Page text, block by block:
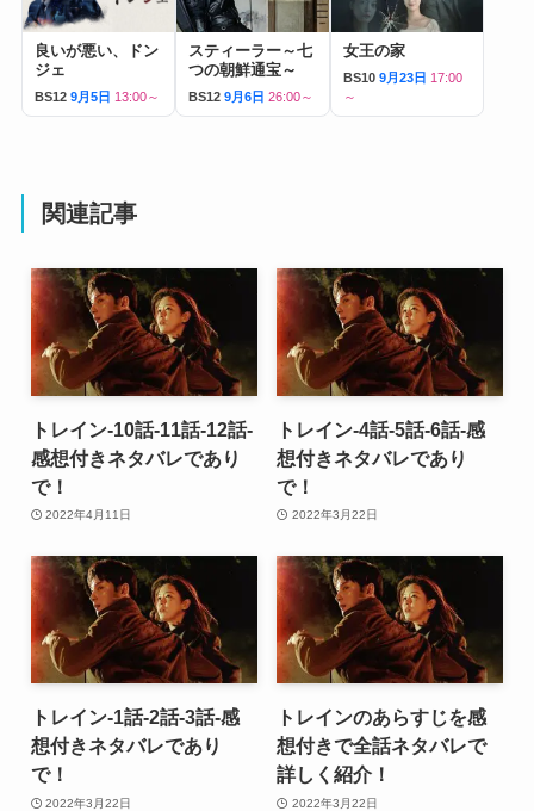
良いが悪い、ドン
ジェ
BS12 9月5日 13:00～
スティーラー～七
つの朝鮮通宝～
BS12 9月6日 26:00～
女王の家
BS10 9月23日 17:00
～
関連記事
トレイン-10話-11話-12話-
感想付きネタバレであり
で！
2022年4月11日
トレイン-4話-5話-6話-感
想付きネタバレであり
で！
2022年3月22日
トレイン-1話-2話-3話-感
想付きネタバレであり
で！
2022年3月22日
トレインのあらすじを感
想付きで全話ネタバレで
詳しく紹介！
2022年3月22日